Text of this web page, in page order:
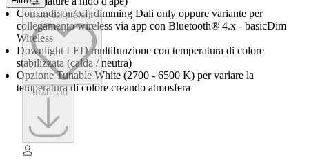
Comandi: on/off, dimming Dali only oppure variante per
collegamento wireless via app con Bluetooth® 4.x - basicDim
Wireless
Downlight LED multifunzione con temperatura di colore
stabilizzata (calda / neutra)
Opzione Tunable White (2700 - 6500 K) per variare la
temperatura di colore creando atmosfera
Lista dei preferiti